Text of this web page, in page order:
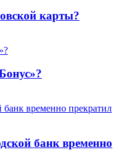
карты?
банк временно